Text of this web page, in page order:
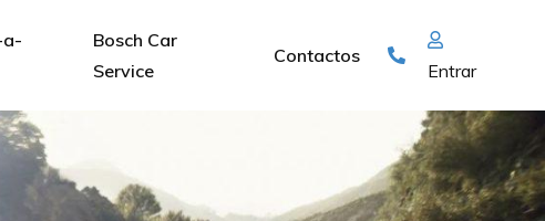
a-
Bosch Car
Service
Contactos
Entrar